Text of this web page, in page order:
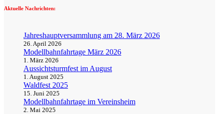
Aktuelle Nachrichten:
Jahreshauptversammlung am 28. März 2026
26. April 2026
Modellbahnfahrtage März 2026
1. März 2026
Aussichtsturmfest im August
1. August 2025
Waldfest 2025
15. Juni 2025
Modellbahnfahrtage im Vereinsheim
2. Mai 2025